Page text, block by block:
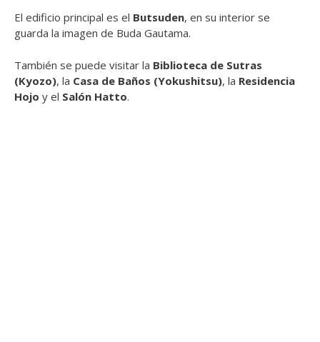
El edificio principal es el Butsuden, en su interior se
guarda la imagen de Buda Gautama.
También se puede visitar la Biblioteca de Sutras
(Kyozo), la Casa de Baños (Yokushitsu), la Residencia
Hojo y el Salón Hatto.